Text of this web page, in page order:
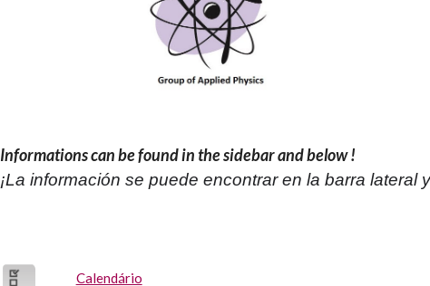
Informations can be found in the sidebar and below !
¡La información se puede encontrar en la barra lateral
Calendário